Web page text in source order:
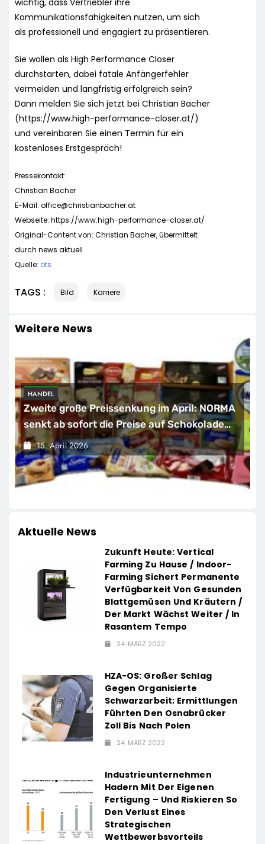
Kommunikationsfähigkeiten nutzen, um sich
als professionell und engagiert zu präsentieren.
Sie wollen als High Performance Closer
durchstarten, dabei fatale Anfängerfehler
vermeiden und langfristig erfolgreich sein?
Dann melden Sie sich jetzt bei Christian Bacher
(https://www.high-performance-closer.at/)
und vereinbaren Sie einen Termin für ein
kostenloses Erstgespräch!
Pressekontakt:
Christian Bacher
E-Mail: office@christianbacher.at
Webseite: https://www.high-performance-closer.at/
Original-Content von: Christian Bacher, übermittelt
durch news aktuell
Quelle: ots
TAGS : Bild Karriere
Weitere News
HANDEL
Zweite große Preissenkung im April: NORMA
senkt ab sofort die Preise auf Schokolade
und Käse um bis zu 16 Prozent / Mit
LECKERROM, CREMISEE, EXCELSIOR süßer
und herzhafter Genuss
15. April 2026
Aktuelle News
Zukunft Heute: Vertical
Farming Zu Hause / Indoor-
Farming Sichert Permanente
Verfügbarkeit Von Gesunden
Blattgemüsen Und Kräutern /
Der Markt Wächst Weiter / In
Rasantem Tempo
24. MÄRZ 2022
HZA-OS: Großer Schlag
Gegen Organisierte
Schwarzarbeit; Ermittlungen
Führten Den Osnabrücker
Zoll Bis Nach Polen
24. MÄRZ 2022
Industrieunternehmen
Hadern Mit Der Eigenen
Fertigung – Und Riskieren So
Den Verlust Eines
Strategischen
Wettbewerbsvorteils